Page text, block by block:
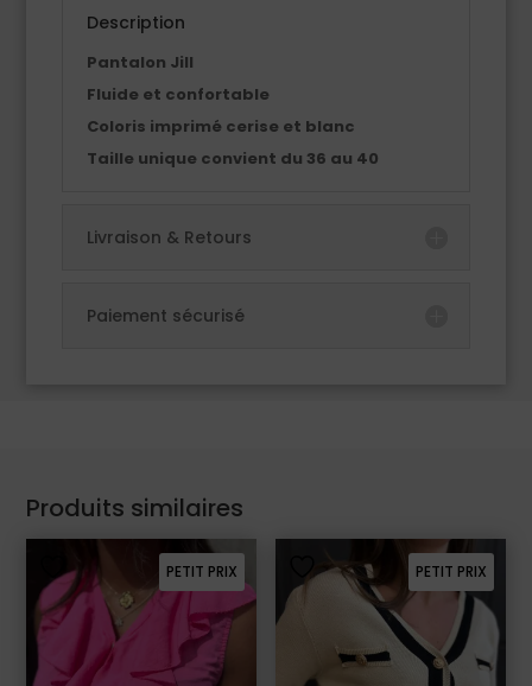
Description
Pantalon Jill
Fluide et confortable
Coloris imprimé cerise et blanc
Taille unique convient du 36 au 40
Livraison & Retours
Paiement sécurisé
Produits similaires
PETIT PRIX PETIT PRIX